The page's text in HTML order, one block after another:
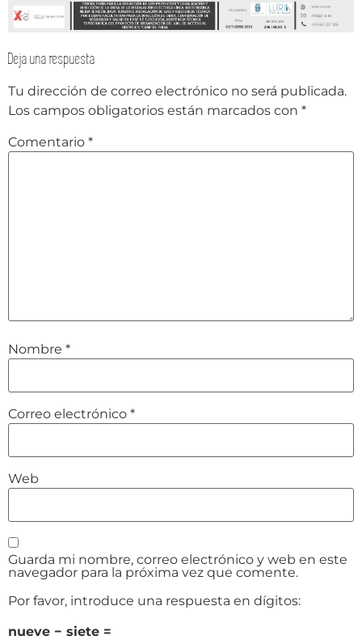
Deja una respuesta
Tu dirección de correo electrónico no será publicada.
Los campos obligatorios están marcados con *
Comentario *
Nombre *
Correo electrónico *
Web
Guarda mi nombre, correo electrónico y web en este
navegador para la próxima vez que comente.
Por favor, introduce una respuesta en dígitos:
nueve − siete =